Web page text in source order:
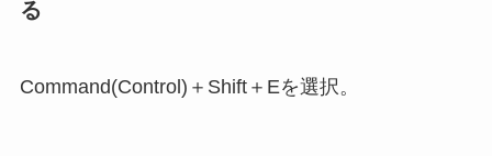
る
Command(Control)＋Shift＋Eを選択。